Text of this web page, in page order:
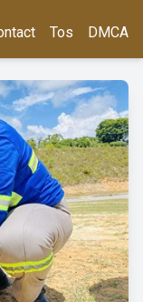
Tos DMCA